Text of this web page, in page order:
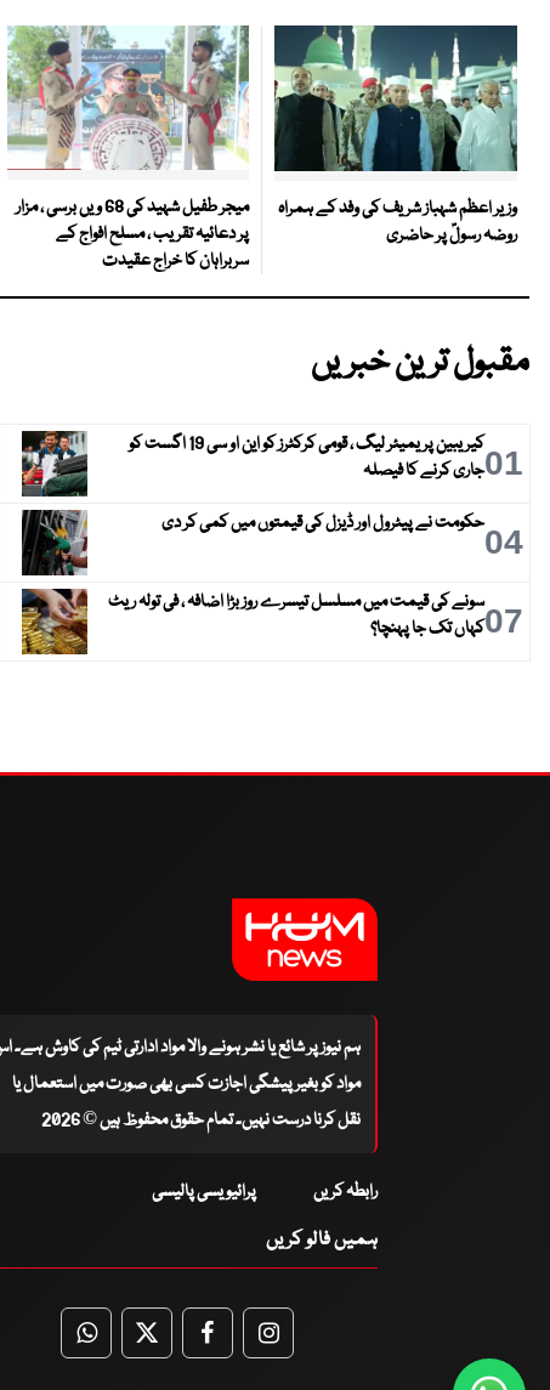
وزیر اعظم شہباز شریف کی وفد کے ہمراہ
روضہ رسولؐ پر حاضری
میجر طفیل شہید کی 68 ویں برسی ، مزار
پر دعائیہ تقریب ، مسلح افواج کے
سربراہان کا خراج عقیدت
مقبول ترین خبریں
01
کیریبین پریمیئر لیگ ، قومی کرکٹرز کو این او سی 19 اگست کو
جاری کرنے کا فیصلہ
04حکومت نے پیٹرول اور ڈیزل کی قیمتوں میں کمی کر دی
07سونے کی قیمت میں مسلسل تیسرے روز بڑا اضافہ ، فی تولہ ریٹ
کہاں تک جا پہنچا؟
ہم نیوز پر شائع یا نشر ہونے والا مواد ادارتی ٹیم کی کاوش ہے۔
مواد کو بغیر پیشگی اجازت کسی بھی صورت میں استعمال یا
نقل کرنا درست نہیں۔ تمام حقوق محفوظ ہیں © 2026
رابطہ کریں پرائیویسی پالیسی
ہمیں فالو کریں
WhatsApp
TwitterFacebookFacebook